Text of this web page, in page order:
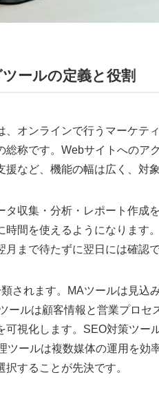
ールの定義と役割
、オンラインで行うマーケテ
総称です。Webサイトへのア
など、機能の幅は広く、対
収集・分析・レポート作成
時間を使えるようになります
まで待たずに翌日には確認
されます。MAツールは見込
ールは顧客情報と営業プロセ
可視化します。SEO対策ツー
ツールは複数媒体の運用を効
することが先決です。